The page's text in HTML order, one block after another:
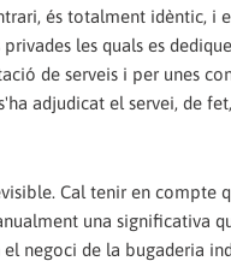
és totalment idèntic, i
les quals es
de serveis i per unes
adjudicat el servei, de
Cal tenir en compte
una significativa
negoci de la bugaderia